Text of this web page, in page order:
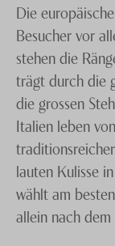
Als
europäischen
Nutzen Sie
Fussballtraum
reservieren wir
Metropolen,
buchen gerne
Planen Sie, mit
entscheidendes
Die
Besucher vor
stehen die
trägt durch die
die grossen
Italien leben
lauten Kulisse
wählt am
allein nach